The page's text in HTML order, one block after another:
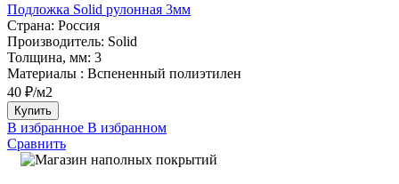
Подложка Solid рулонная 3мм
Страна: Россия
Производитель: Solid
Толщина, мм: 3
Материалы : Вспененный полиэтилен
40 ₽/м2
Купить
В избранное В избранном
Сравнить